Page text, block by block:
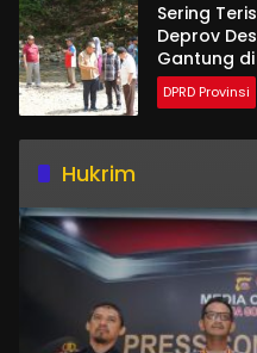
Sering
Deprov
Gantung
DPRD Provinsi
Hukrim